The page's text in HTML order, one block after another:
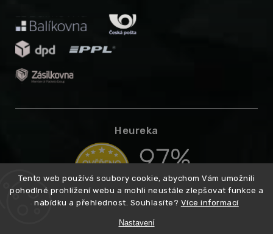
Tento web používá soubory cookie, abychom Vám umožnili
pohodlné prohlížení webu a mohli neustále zlepšovat funkce a
nabídku a přehlednost. Souhlasíte? Více informací
Nastavení
Heureka